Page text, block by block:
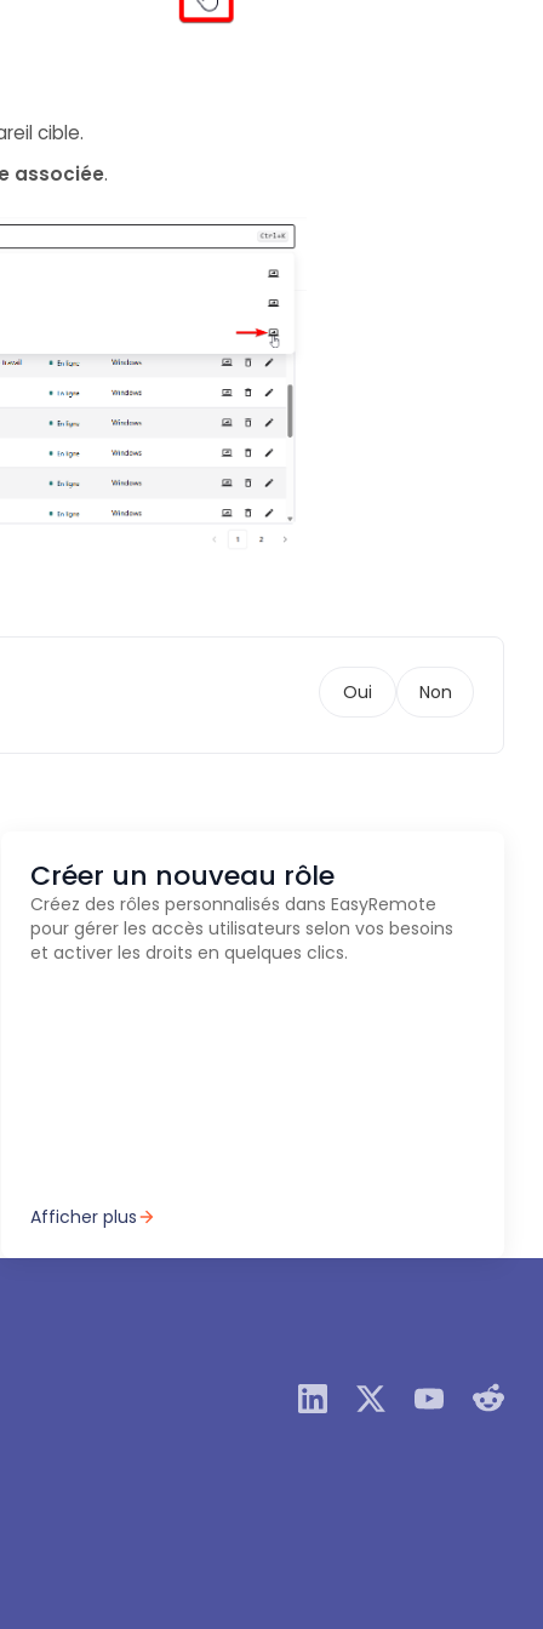
cible.
associée.
Oui Non
Créer un nouveau rôle
Créez des rôles personnalisés dans EasyRemote
pour gérer les accès utilisateurs selon vos besoins
et activer les droits en quelques clics.
Afficher plus